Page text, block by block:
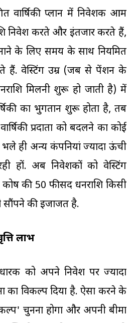
वार्षिकी प्लान में निवेशक आम
निवेश करते और इंतजार करते हैं,
के लिए समय के साथ नियमित
हैं. वेस्टिंग उम्र (जब से पेंशन के
मिलनी शुरू हो जाती है) में
का भुगतान शुरू होता है, तब
प्रदाता को बदलने का कोई
भले ही अन्य कंपनियां ज्यादा ऊंची
हों. अब निवेशकों को वेस्टिंग
की 50 फीसद धनराशि किसी
सौंपने की इजाजत है.
लाभ
को अपने निवेश पर ज्यादा
का विकल्प दिया है. ऐसा करने के
चुनना होगा और अपनी बीमा